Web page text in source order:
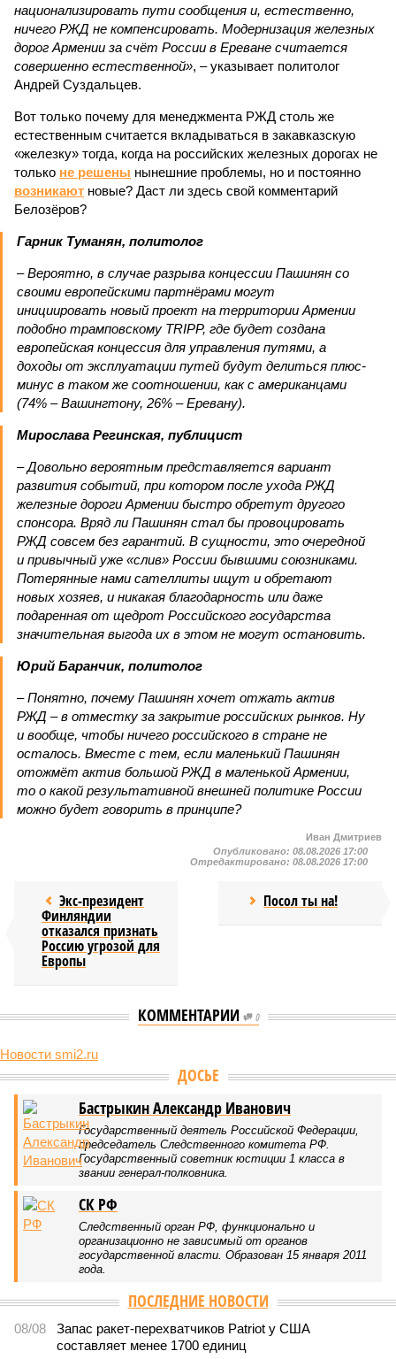
национализировать пути сообщения и, естественно,
ничего РЖД не компенсировать. Модернизация железных
дорог Армении за счёт России в Ереване считается
совершенно естественной», – указывает политолог
Андрей Суздальцев.
Вот только почему для менеджмента РЖД столь же
естественным считается вкладываться в закавказскую
«железку» тогда, когда на российских железных дорогах не
только не решены нынешние проблемы, но и постоянно
возникают новые? Даст ли здесь свой комментарий
Белозёров?
Гарник Туманян, политолог
– Вероятно, в случае разрыва концессии Пашинян со
своими европейскими партнёрами могут
инициировать новый проект на территории Армении
подобно трамповскому TRIPP, где будет создана
европейская концессия для управления путями, а
доходы от эксплуатации путей будут делиться плюс-
минус в таком же соотношении, как с американцами
(74% – Вашингтону, 26% – Еревану).
Мирослава Регинская, публицист
– Довольно вероятным представляется вариант
развития событий, при котором после ухода РЖД
железные дороги Армении быстро обретут другого
спонсора. Вряд ли Пашинян стал бы провоцировать
РЖД совсем без гарантий. В сущности, это очередной
и привычный уже «слив» России бывшими союзниками.
Потерянные нами сателлиты ищут и обретают
новых хозяев, и никакая благодарность или даже
подаренная от щедрот Российского государства
значительная выгода их в этом не могут остановить.
Юрий Баранчик, политолог
– Понятно, почему Пашинян хочет отжать актив
РЖД – в отместку за закрытие российских рынков. Ну
и вообще, чтобы ничего российского в стране не
осталось. Вместе с тем, если маленький Пашинян
отожмёт актив большой РЖД в маленькой Армении,
то о какой результативной внешней политике России
можно будет говорить в принципе?
Иван Дмитриев
Опубликовано: 08.08.2026 17:00
Отредактировано: 08.08.2026 17:00
Экс-президент
Финляндии
отказался признать
Россию угрозой для
Европы
Посол ты на!
КОММЕНТАРИИ 0
Новости smi2.ru
ДОСЬЕ
Бастрыкин Александр Иванович
Государственный деятель Российской Федерации,
председатель Следственного комитета РФ.
Государственный советник юстиции 1 класса в
звании генерал-полковника.
СК РФ
Следственный орган РФ, функционально и
организационно не зависимый от органов
государственной власти. Образован 15 января 2011
года.
ПОСЛЕДНИЕ НОВОСТИ
08/08
Запас ракет-перехватчиков Patriot у США
составляет менее 1700 единиц